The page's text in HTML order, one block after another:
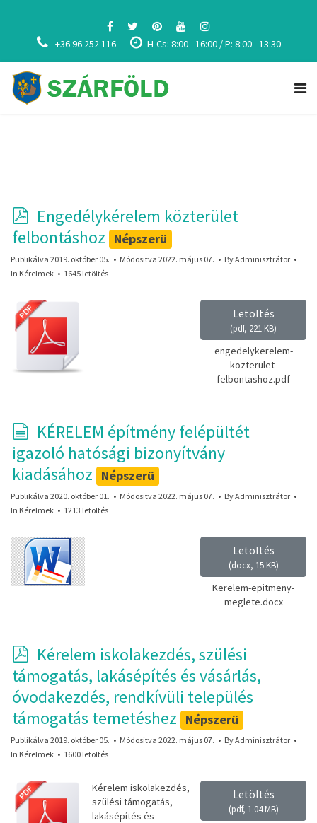
+36 96 252 116 H-Cs: 8:00 - 16:00 / P: 8:00 - 13:30
p
d
f
Engedélykérelem közterület
felbontáshoz
Népszerü
Publikálva 2019. október 05. Módositva 2022. május 07. ByAdminisztrátor
In Kérelmek 1645 letöltés
Letöltés
(pdf, 221 KB)
engedelykerelem-
kozterulet-
felbontashoz.pdf
d
o
k
u
m
e
n
t
KÉRELEM építmény felépültét
igazoló hatósági bizonyítvány
kiadásához
Népszerü
Publikálva 2020. október 01. Módositva 2022. május 07. ByAdminisztrátor
In Kérelmek 1213 letöltés
Letöltés
(docx, 15 KB)
Kerelem-epitmeny-
meglete.docx
p
d
f
Kérelem iskolakezdés, szülési
támogatás, lakásépítés és vásárlás,
óvodakezdés, rendkívüli település
támogatás temetéshez
Népszerü
Publikálva 2019. október 05. Módositva 2022. május 07. ByAdminisztrátor
In Kérelmek 1600 letöltés
Letöltés
(pdf, 1.04 MB)
Kérelem iskolakezdés,
szülési támogatás,
lakásépítés és